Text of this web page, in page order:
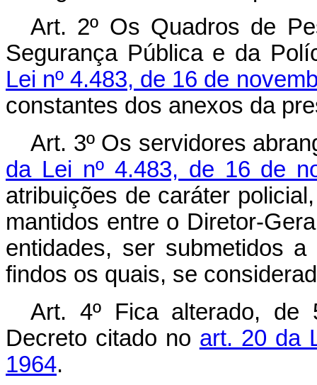
Art. 2º Os Quadros de
Segurança Pública e da
Lei nº 4.483, de 16 de
constantes dos anexos da
Art. 3º Os servidores
da Lei nº 4.483, de 16 de
atribuições de caráter
mantidos entre o Diretor-
entidades, ser submetidos
findos os quais, se
Art. 4º Fica alterado, de
Decreto citado no art. 20 da
1964.